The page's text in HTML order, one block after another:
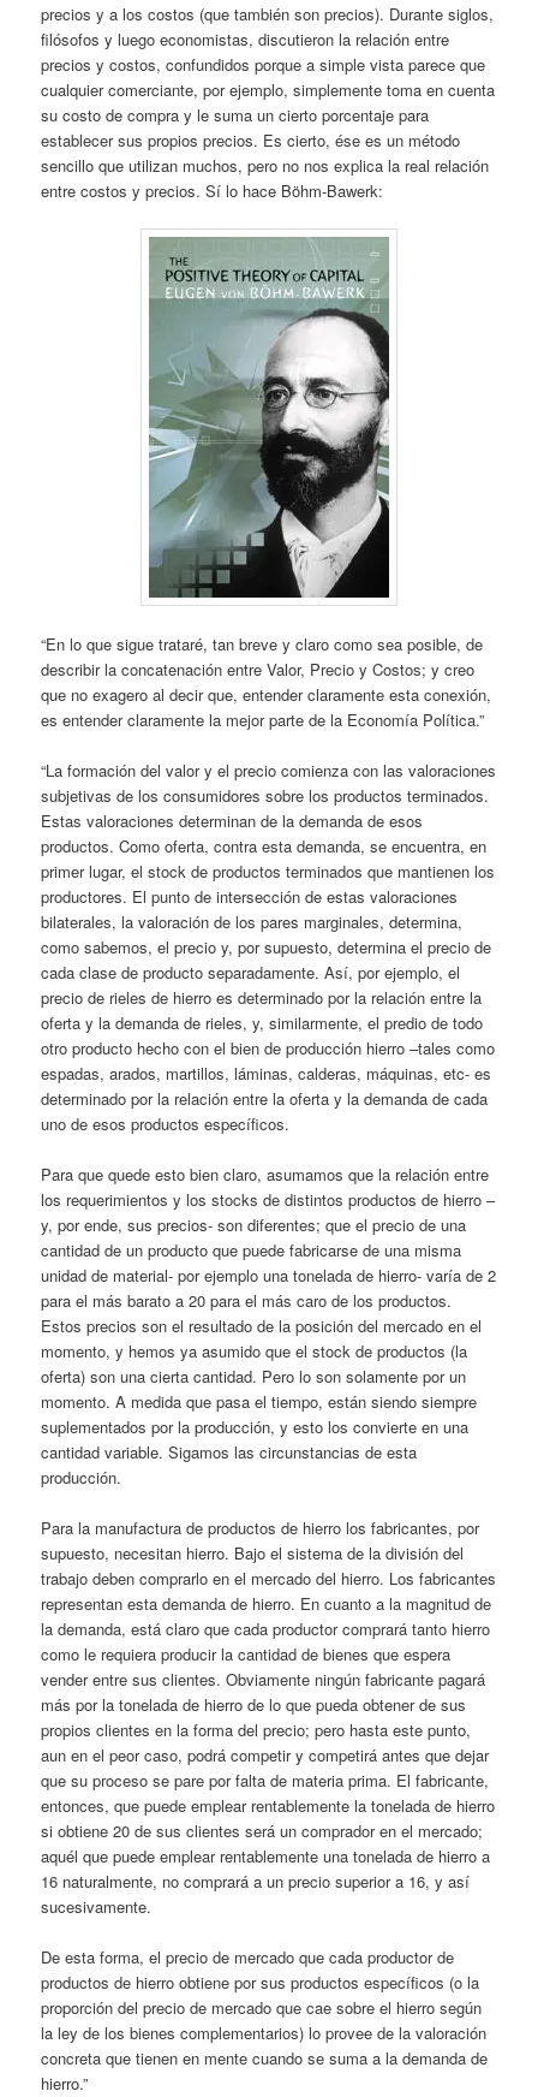
precios y a los costos (que también son precios). Durante siglos,
filósofos y luego economistas, discutieron la relación entre
precios y costos, confundidos porque a simple vista parece que
cualquier comerciante, por ejemplo, simplemente toma en cuenta
su costo de compra y le suma un cierto porcentaje para
establecer sus propios precios. Es cierto, ése es un método
sencillo que utilizan muchos, pero no nos explica la real relación
entre costos y precios. Sí lo hace Böhm-Bawerk:
“En lo que sigue trataré, tan breve y claro como sea posible, de
describir la concatenación entre Valor, Precio y Costos; y creo
que no exagero al decir que, entender claramente esta conexión,
es entender claramente la mejor parte de la Economía Política.”
“La formación del valor y el precio comienza con las valoraciones
subjetivas de los consumidores sobre los productos terminados.
Estas valoraciones determinan de la demanda de esos
productos. Como oferta, contra esta demanda, se encuentra, en
primer lugar, el stock de productos terminados que mantienen los
productores. El punto de intersección de estas valoraciones
bilaterales, la valoración de los pares marginales, determina,
como sabemos, el precio y, por supuesto, determina el precio de
cada clase de producto separadamente. Así, por ejemplo, el
precio de rieles de hierro es determinado por la relación entre la
oferta y la demanda de rieles, y, similarmente, el predio de todo
otro producto hecho con el bien de producción hierro –tales como
espadas, arados, martillos, láminas, calderas, máquinas, etc- es
determinado por la relación entre la oferta y la demanda de cada
uno de esos productos específicos.
Para que quede esto bien claro, asumamos que la relación entre
los requerimientos y los stocks de distintos productos de hierro –
y, por ende, sus precios- son diferentes; que el precio de una
cantidad de un producto que puede fabricarse de una misma
unidad de material- por ejemplo una tonelada de hierro- varía de 2
para el más barato a 20 para el más caro de los productos.
Estos precios son el resultado de la posición del mercado en el
momento, y hemos ya asumido que el stock de productos (la
oferta) son una cierta cantidad. Pero lo son solamente por un
momento. A medida que pasa el tiempo, están siendo siempre
suplementados por la producción, y esto los convierte en una
cantidad variable. Sigamos las circunstancias de esta
producción.
Para la manufactura de productos de hierro los fabricantes, por
supuesto, necesitan hierro. Bajo el sistema de la división del
trabajo deben comprarlo en el mercado del hierro. Los fabricantes
representan esta demanda de hierro. En cuanto a la magnitud de
la demanda, está claro que cada productor comprará tanto hierro
como le requiera producir la cantidad de bienes que espera
vender entre sus clientes. Obviamente ningún fabricante pagará
más por la tonelada de hierro de lo que pueda obtener de sus
propios clientes en la forma del precio; pero hasta este punto,
aun en el peor caso, podrá competir y competirá antes que dejar
que su proceso se pare por falta de materia prima. El fabricante,
entonces, que puede emplear rentablemente la tonelada de hierro
si obtiene 20 de sus clientes será un comprador en el mercado;
aquél que puede emplear rentablemente una tonelada de hierro a
16 naturalmente, no comprará a un precio superior a 16, y así
sucesivamente.
De esta forma, el precio de mercado que cada productor de
productos de hierro obtiene por sus productos específicos (o la
proporción del precio de mercado que cae sobre el hierro según
la ley de los bienes complementarios) lo provee de la valoración
concreta que tienen en mente cuando se suma a la demanda de
hierro.”